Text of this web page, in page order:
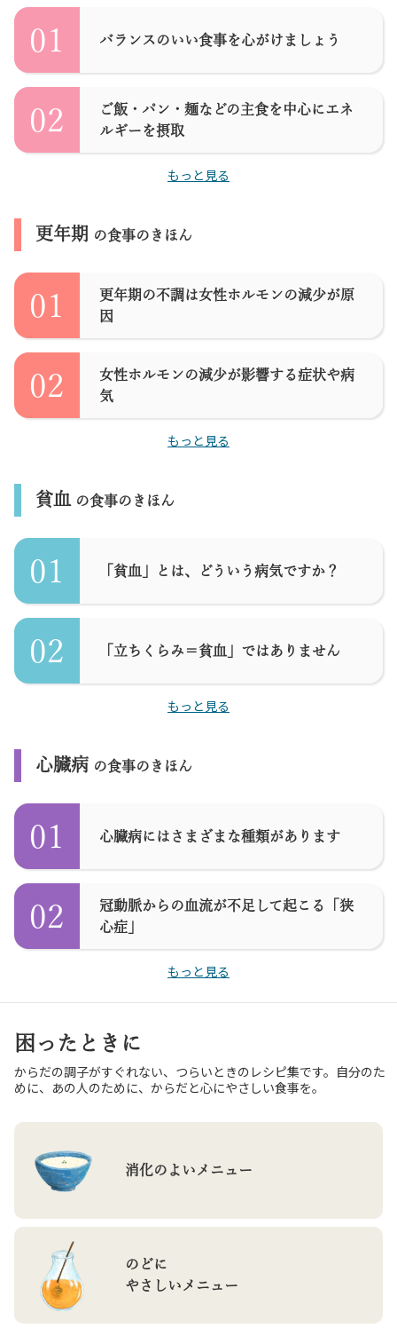
01 バランスのいい食事を心がけましょう
02
ご飯・パン・麺などの主食を中心にエネ
ルギーを摂取
もっと見る
更年期 の食事のきほん
01
更年期の不調は女性ホルモンの減少が原
因
02
女性ホルモンの減少が影響する症状や病
気
もっと見る
貧血 の食事のきほん
01 「貧血」とは、どういう病気ですか？
02 「立ちくらみ＝貧血」ではありません
もっと見る
心臓病 の食事のきほん
01 心臓病にはさまざまな種類があります
02
冠動脈からの血流が不足して起こる「狭
心症」
もっと見る
困ったときに
からだの調子がすぐれない、つらいときのレシピ集です。自分のた
めに、あの人のために、からだと心にやさしい食事を。
消化のよいメニュー
のどに
やさしいメニュー